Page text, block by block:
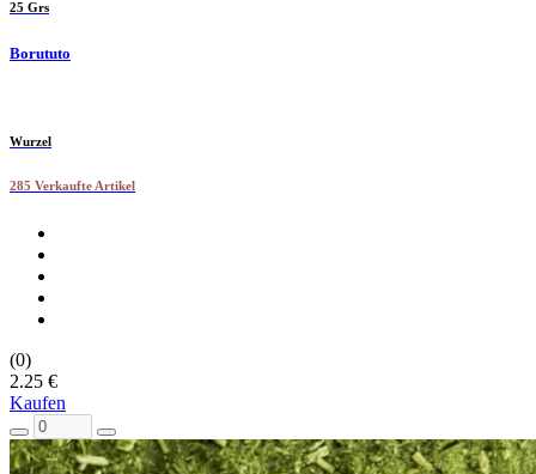
25 Grs
Borututo
Wurzel
285 Verkaufte Artikel
(0)
2.25 €
Kaufen